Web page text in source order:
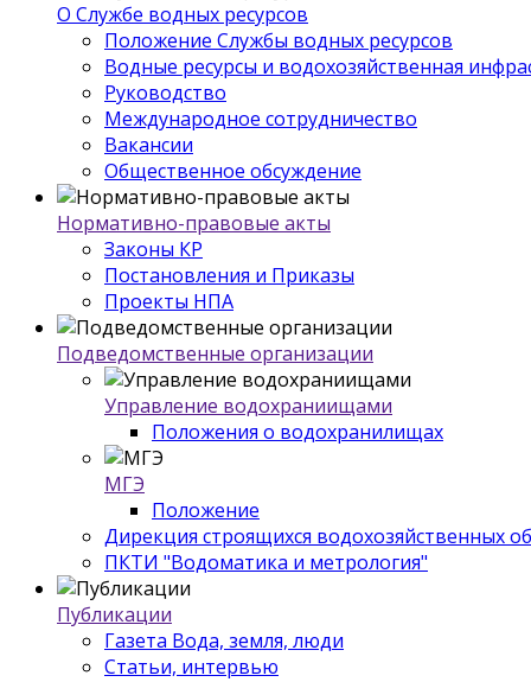
О Службе водных ресурсов
Положение Службы водных ресурсов
Водные ресурсы и водохозяйственная
Руководство
Международное сотрудничество
Вакансии
Общественное обсуждение
Нормативно-правовые акты
Законы КР
Постановления и Приказы
Проекты НПА
Подведомственные организации
Управление водохраниищами
Положения о водохранилищах
МГЭ
Положение
Дирекция строящихся водохозяйственных
ПКТИ "Водоматика и метрология"
Публикации
Газета Вода, земля, люди
Статьи, интервью